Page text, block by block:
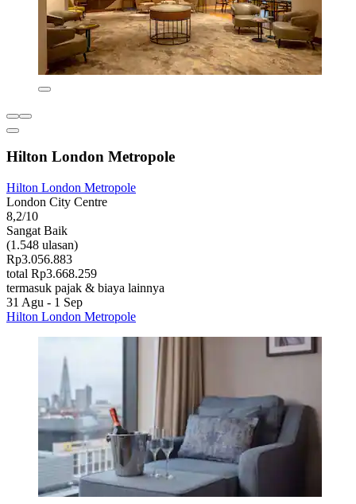
Hilton London Metropole
Hilton London Metropole
London City Centre
8,2/10
Sangat Baik
(1.548 ulasan)
Rp3.056.883
total Rp3.668.259
termasuk pajak & biaya lainnya
31 Agu - 1 Sep
Hilton London Metropole